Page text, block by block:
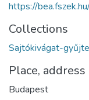
https://
Collections
Sajtókivágat-
Place, address
Budapest